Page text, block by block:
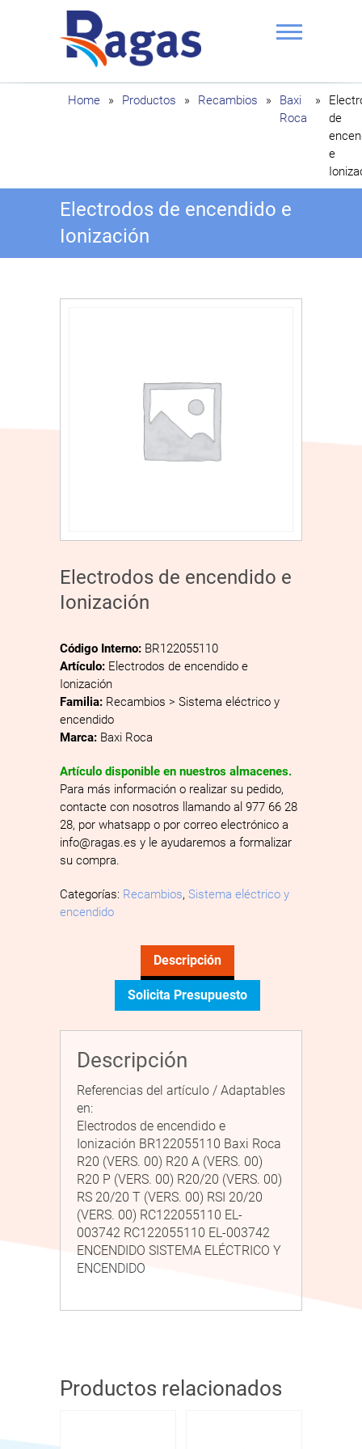
Ragas
Home » Productos » Recambios »
Baxi
Roca
»
de
e
Electrodos de encendido e
Ionización
Electrodos de encendido e
Ionización
Código Interno: BR122055110
Artículo: Electrodos de encendido e
Ionización
Familia: Recambios > Sistema eléctrico y
encendido
Marca: Baxi Roca
Artículo disponible en nuestros almacenes.
Para más información o realizar su pedido,
contacte con nosotros llamando al 977 66 28
28, por whatsapp o por correo electrónico a
info@ragas.es y le ayudaremos a formalizar
su compra.
Categorías: Recambios, Sistema eléctrico y
encendido
Descripción
Solicita Presupuesto
Descripción
Referencias del artículo / Adaptables
en:
Electrodos de encendido e
Ionización BR122055110 Baxi Roca
R20 (VERS. 00) R20 A (VERS. 00)
R20 P (VERS. 00) R20/20 (VERS. 00)
RS 20/20 T (VERS. 00) RSI 20/20
(VERS. 00) RC122055110 EL-
003742 RC122055110 EL-003742
ENCENDIDO SISTEMA ELÉCTRICO Y
ENCENDIDO
Productos relacionados